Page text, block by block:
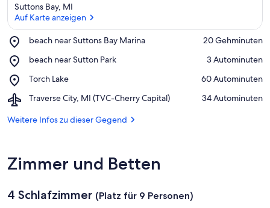
Suttons Bay, MI
Auf Karte anzeigen
beach near Suttons Bay Marina
Place,
near
Bay
Marina
‪20 Gehminuten‬
beach near Sutton Park
Place,
near
Park
‪3 Autominuten‬
Torch Lake
Place,
Lake
‪60 Autominuten‬
Traverse City, MI (TVC-Cherry Capital)
Airport,
City,
Capital)
‪34 Autominuten‬
Weitere Infos zu dieser Gegend
Zimmer und Betten
4 Schlafzimmer (Platz für 9 Personen)